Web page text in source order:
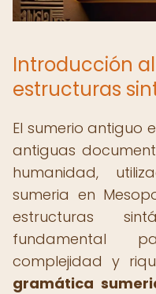
Introducción
estructuras
El sumerio antiguo
antiguas
humanidad,
sumeria en
estructuras
fundamental
complejidad y
gramática